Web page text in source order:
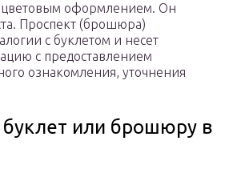
оформлением. Он
Проспект (брошюра)
с буклетом и несет
с предоставлением
ознакомления, уточнения
буклет или брошюру в